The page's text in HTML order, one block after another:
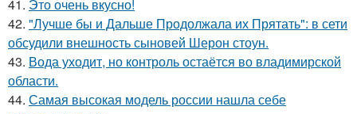
41. Это очень вкусно!
42. "Лучше бы и Дальше Продолжала их Прятать": в сети
обсудили внешность сыновей Шерон стоун.
43. Вода уходит, но контроль остаётся во владимирской
области.
44. Самая высокая модель россии нашла себе